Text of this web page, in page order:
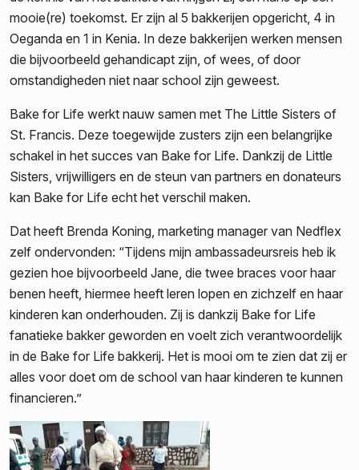
mooie(re) toekomst. Er zijn al 5 bakkerijen opgericht, 4 in
Oeganda en 1 in Kenia. In deze bakkerijen werken mensen
die bijvoorbeeld gehandicapt zijn, of wees, of door
omstandigheden niet naar school zijn geweest.
Bake for Life werkt nauw samen met The Little Sisters of
St. Francis. Deze toegewijde zusters zijn een belangrijke
schakel in het succes van Bake for Life. Dankzij de Little
Sisters, vrijwilligers en de steun van partners en donateurs
kan Bake for Life echt het verschil maken.
Dat heeft Brenda Koning, marketing manager van Nedflex
zelf ondervonden: “Tijdens mijn ambassadeursreis heb ik
gezien hoe bijvoorbeeld Jane, die twee braces voor haar
benen heeft, hiermee heeft leren lopen en zichzelf en haar
kinderen kan onderhouden. Zij is dankzij Bake for Life
fanatieke bakker geworden en voelt zich verantwoordelijk
in de Bake for Life bakkerij. Het is mooi om te zien dat zij er
alles voor doet om de school van haar kinderen te kunnen
financieren.”